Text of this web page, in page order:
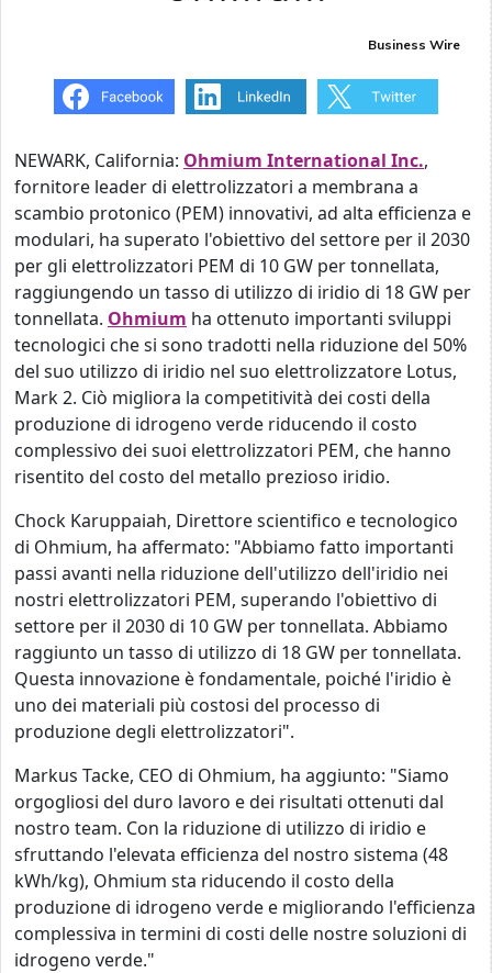
Business Wire
NEWARK, California: Ohmium International Inc.,
fornitore leader di elettrolizzatori a membrana a
scambio protonico (PEM) innovativi, ad alta efficienza e
modulari, ha superato l'obiettivo del settore per il 2030
per gli elettrolizzatori PEM di 10 GW per tonnellata,
raggiungendo un tasso di utilizzo di iridio di 18 GW per
tonnellata. Ohmium ha ottenuto importanti sviluppi
tecnologici che si sono tradotti nella riduzione del 50%
del suo utilizzo di iridio nel suo elettrolizzatore Lotus,
Mark 2. Ciò migliora la competitività dei costi della
produzione di idrogeno verde riducendo il costo
complessivo dei suoi elettrolizzatori PEM, che hanno
risentito del costo del metallo prezioso iridio.
Chock Karuppaiah, Direttore scientifico e tecnologico
di Ohmium, ha affermato: "Abbiamo fatto importanti
passi avanti nella riduzione dell'utilizzo dell'iridio nei
nostri elettrolizzatori PEM, superando l'obiettivo di
settore per il 2030 di 10 GW per tonnellata. Abbiamo
raggiunto un tasso di utilizzo di 18 GW per tonnellata.
Questa innovazione è fondamentale, poiché l'iridio è
uno dei materiali più costosi del processo di
produzione degli elettrolizzatori".
Markus Tacke, CEO di Ohmium, ha aggiunto: "Siamo
orgogliosi del duro lavoro e dei risultati ottenuti dal
nostro team. Con la riduzione di utilizzo di iridio e
sfruttando l'elevata efficienza del nostro sistema (48
kWh/kg), Ohmium sta riducendo il costo della
produzione di idrogeno verde e migliorando l'efficienza
complessiva in termini di costi delle nostre soluzioni di
idrogeno verde."